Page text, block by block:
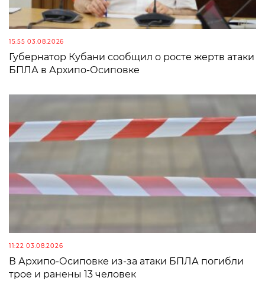
15:55 03.08.2026
Губернатор Кубани сообщил о росте жертв атаки
БПЛА в Архипо-Осиповке
11:22 03.08.2026
В Архипо-Осиповке из-за атаки БПЛА погибли
трое и ранены 13 человек